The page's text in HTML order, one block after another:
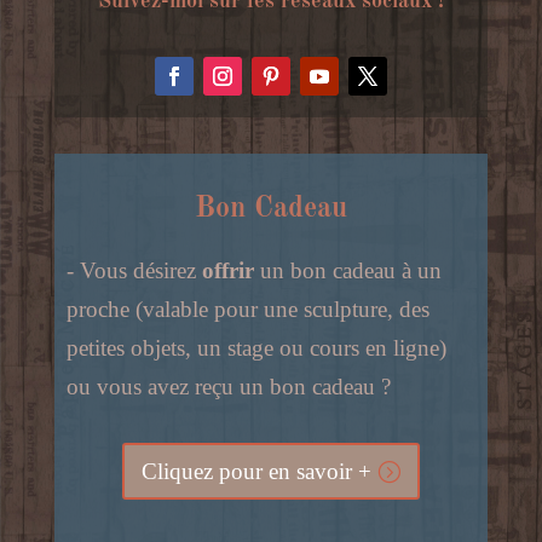
Bon Cadeau
- Vous désirez offrir un bon cadeau à un
proche (valable pour une sculpture, des
petites objets, un stage ou cours en ligne)
ou vous avez reçu un bon cadeau ?
Cliquez pour en savoir +